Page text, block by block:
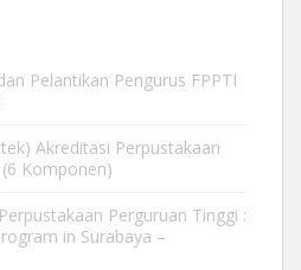
Pelantikan Pengurus FPPTI
Akreditasi Perpustakaan
Komponen)
Perguruan Tinggi :
in Surabaya –